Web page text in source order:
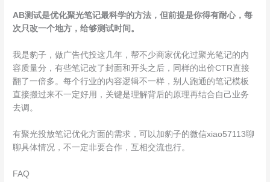
AB测试是优化聚光笔记最科学的方法，但前提是你得有耐心，每
次只改一个地方，给够测试时间。
我是豹子，做广告代投这几年，帮不少商家优化过聚光笔记的内
容质量分，有些笔记改了封面和开头之后，同样的出价CTR直接
翻了一倍多。每个行业的内容逻辑不一样，别人跑通的笔记模板
直接搬过来不一定好用，关键是理解背后的原理再结合自己业务
去调。
有聚光投放笔记优化方面的需求，可以加豹子的微信xiao57113聊
聊具体情况，不一定非要合作，互相交流也行。
FAQ